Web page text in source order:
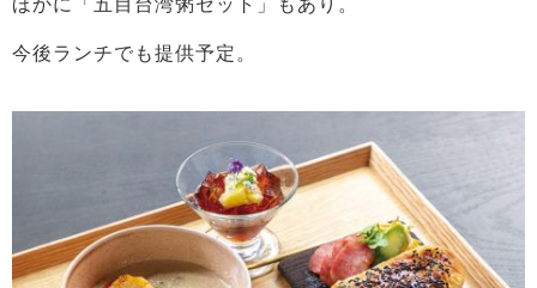
今後ランチでも提供予定。